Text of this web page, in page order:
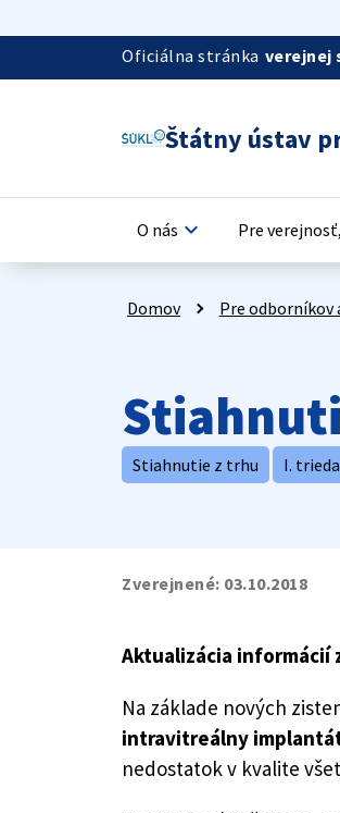
Oficiálna stránka verejnej
Štátny ústav
O nás keyboard_arrow_down Pre
Domov Pre odborníkov
Stiahnutie z trhu I.
Zverejnené: 03.10.2018
Aktualizácia informácií
Na základe nových
intravitreálny
nedostatok v kvalite